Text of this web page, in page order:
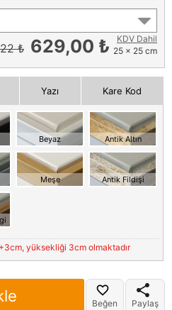
₺ 629,00 ₺
KDV Dahil
25 x 25 cm
Yazı Kare Kod
Beyaz Antik Altın
Meşe Antik Fildişi
yüksekliği 3cm olmaktadır
Beğen Paylaş